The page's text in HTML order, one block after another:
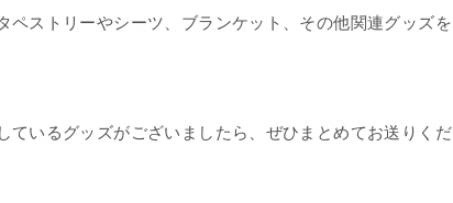
ペストリーやシーツ、ブランケット、その他関連グッズを
ているグッズがございましたら、ぜひまとめてお送りくだ